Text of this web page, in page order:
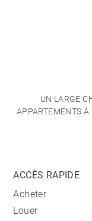
UN LARGE
APPARTEMENTS À
ACCÈS RAPIDE
Acheter
Louer